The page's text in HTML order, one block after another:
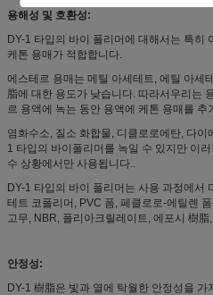
용해성 및 호환성:
DY-1 타입의 바이 폴리머에 대해서는 특히
케톤 용매가 적합합니다.
에스테르 용매는 메틸 아세테트, 에틸 아세
脂에 대한 용도가 낮습니다. 따라서우리는
르 용액에 녹는 동안 용액에 케톤 용매를 추
염화수소, 질소 화합물, 디클로로에탄, 다
1 타입의 바이폴리머를 녹일 수 있지만 이
수 상황에서만 사용됩니다..
DY-1 타입의 바이 폴리머는 사용 과정에서
테트 코폴리머, PVC 폼, 페클로로-에틸렌
고무, NBR, 폴리아크릴레이트, 에포시 樹
안정성:
DY-1 樹脂은 빛과 열에 탁월한 안정성을